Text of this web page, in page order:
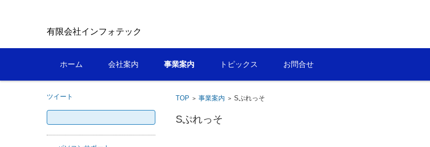
コンテンツに移動
ホーム 会社案内 事業案内 トピックス お問合せ
TOP >事業案内 >Sぷれっそ
Sぷれっそ
ツイート
索: